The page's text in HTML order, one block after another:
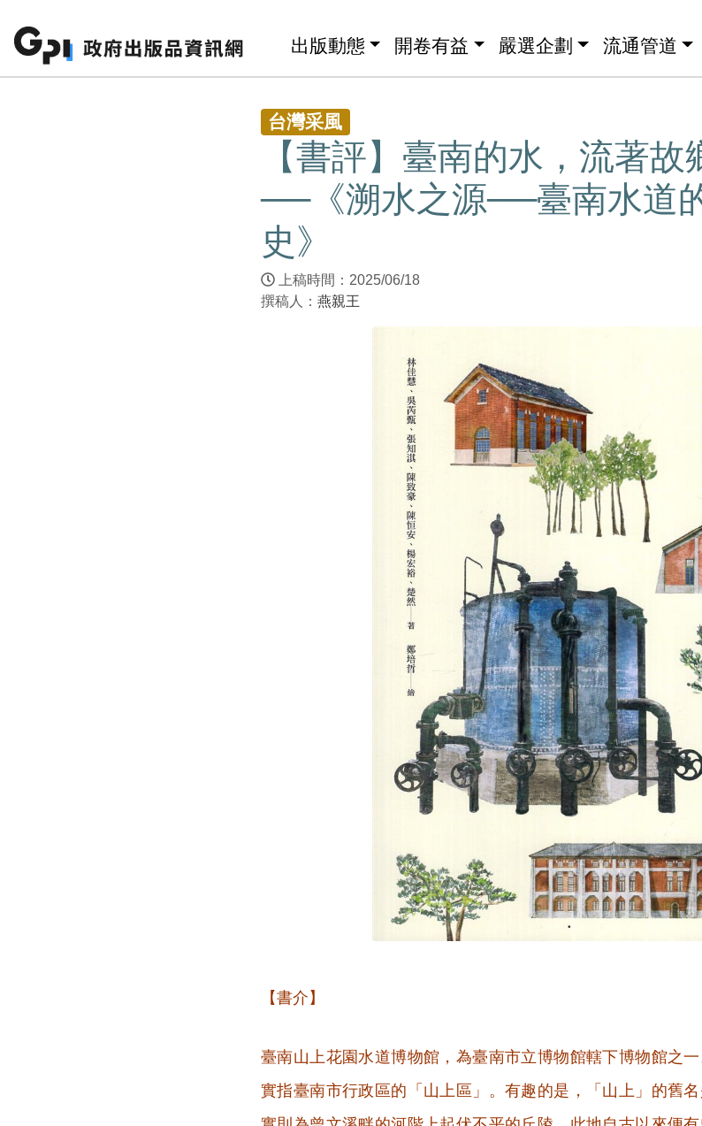
出版動態 開卷有益 嚴選企劃 流通管道
台灣采風
【書評】臺南的水，流著故
──《溯水之源──臺南水道
史》
上稿時間：2025/06/18
撰稿人： 燕親王
【書介】
臺南山上花園水道博物館，為臺南市立博物館轄下博物館之
實指臺南市行政區的「山上區」。有趣的是，「山上」的舊